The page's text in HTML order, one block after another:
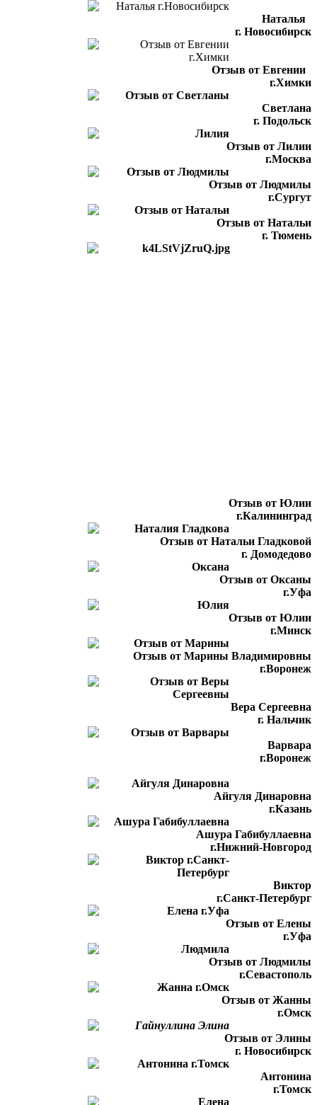
Наталья
г. Новосибирск
Отзыв от Евгении
г.Химки
Светлана
г. Подольск
Отзыв от Лилии
г.Москва
Отзыв от Людмилы
г.Сургут
Отзыв от Натальи
г. Тюмень
Отзыв от Юлии
г.Калининград
Отзыв от Натальи Гладковой
г. Домодедово
Отзыв от Оксаны
г.Уфа
Отзыв от Юлии
г.Минск
Отзыв от Марины Владимировны
г.Воронеж
Вера Сергеевна
г. Нальчик
Варвара
г.Воронеж
Айгуля Динаровна
г.Казань
Ашура Габибуллаевна
г.Нижний-Новгород
Виктор
г.Санкт-Петербург
Отзыв от Елены
г.Уфа
Отзыв от Людмилы
г.Севастополь
Отзыв от Жанны
г.Омск
Отзыв от Элины
г. Новосибирск
Антонина
г.Томск